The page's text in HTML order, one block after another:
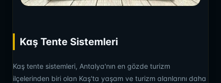
Kaş Tente Sistemleri
Kaş tente sistemleri, Antalya'nın en gözde turizm
ilçelerinden biri olan Kaş'ta yaşam ve turizm alanlarını daha